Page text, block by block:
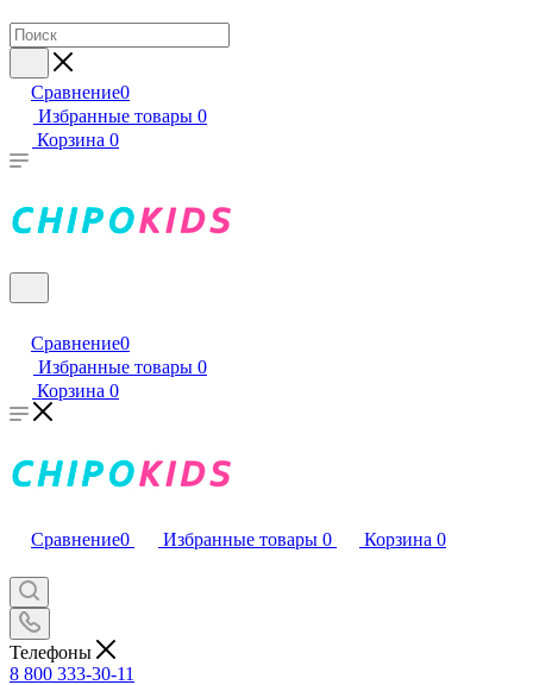
Сравнение0
Избранные товары 0
Корзина 0
Сравнение0
Избранные товары 0
Корзина 0
Сравнение0 Избранные товары 0 Корзина 0
Телефоны
8 800 333-30-11